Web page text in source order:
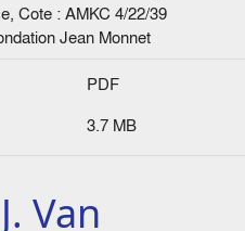
Cote : AMKC 4/22/39
Jean Monnet
PDF
3.7 MB
Van